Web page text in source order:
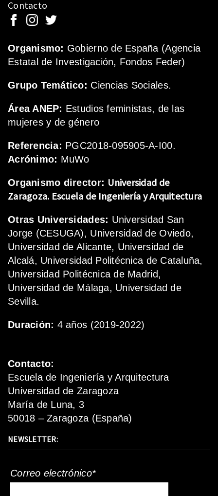
Contacto
Organismo: Gobierno de España (Agencia
Estatal de Investigación, Fondos Feder)
Grupo Temático: Ciencias Sociales.
Área ANEP: Estudios feministas, de las
mujeres y de género
Referencia: PGC2018-095905-A-I00.
Acrónimo: MuWo
Organismo director: Universidad de
Zaragoza. Escuela de Ingeniería y Arquitectura
Otras Universidades: Universidad San
Jorge (CESUGA), Universidad de Oviedo,
Universidad de Alicante, Universidad de
Alcalá, Universidad Politécnica de Cataluña,
Universidad Politécnica de Madrid,
Universidad de Málaga, Universidad de
Sevilla.
Duración: 4 años (2019-2022)
Contacto:
Escuela de Ingeniería y Arquitectura
Universidad de Zaragoza
María de Luna, 3
50018 – Zaragoza (España)
NEWSLETTER:
Correo electrónico*